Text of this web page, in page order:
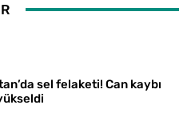
sel felaketi! Can kaybı